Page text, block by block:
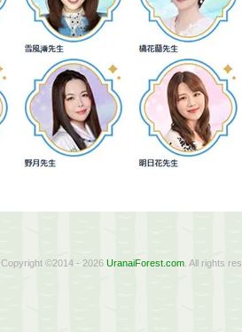
Copyright ©2014 - 2026 UranaiForest.com. All rights